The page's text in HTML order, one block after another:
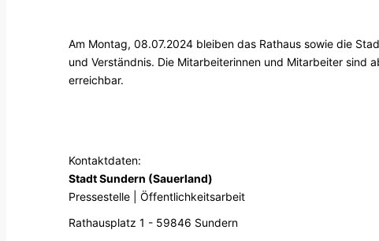
Am Montag, 08.07.2024 bleiben das Rathaus sowie die
und Verständnis. Die Mitarbeiterinnen und Mitarbeiter sind
erreichbar.
Kontaktdaten:
Stadt Sundern (Sauerland)
Pressestelle | Öffentlichkeitsarbeit
Rathausplatz 1 - 59846 Sundern